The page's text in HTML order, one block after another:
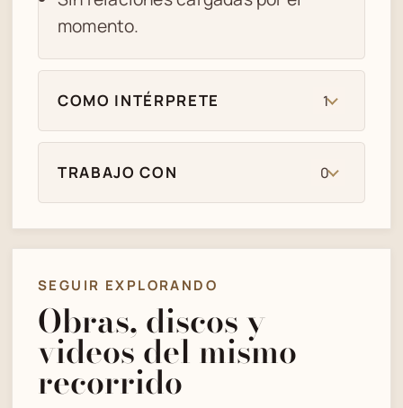
momento.
COMO INTÉRPRETE 1
TRABAJO CON 0
SEGUIR EXPLORANDO
Obras, discos y
videos del mismo
recorrido